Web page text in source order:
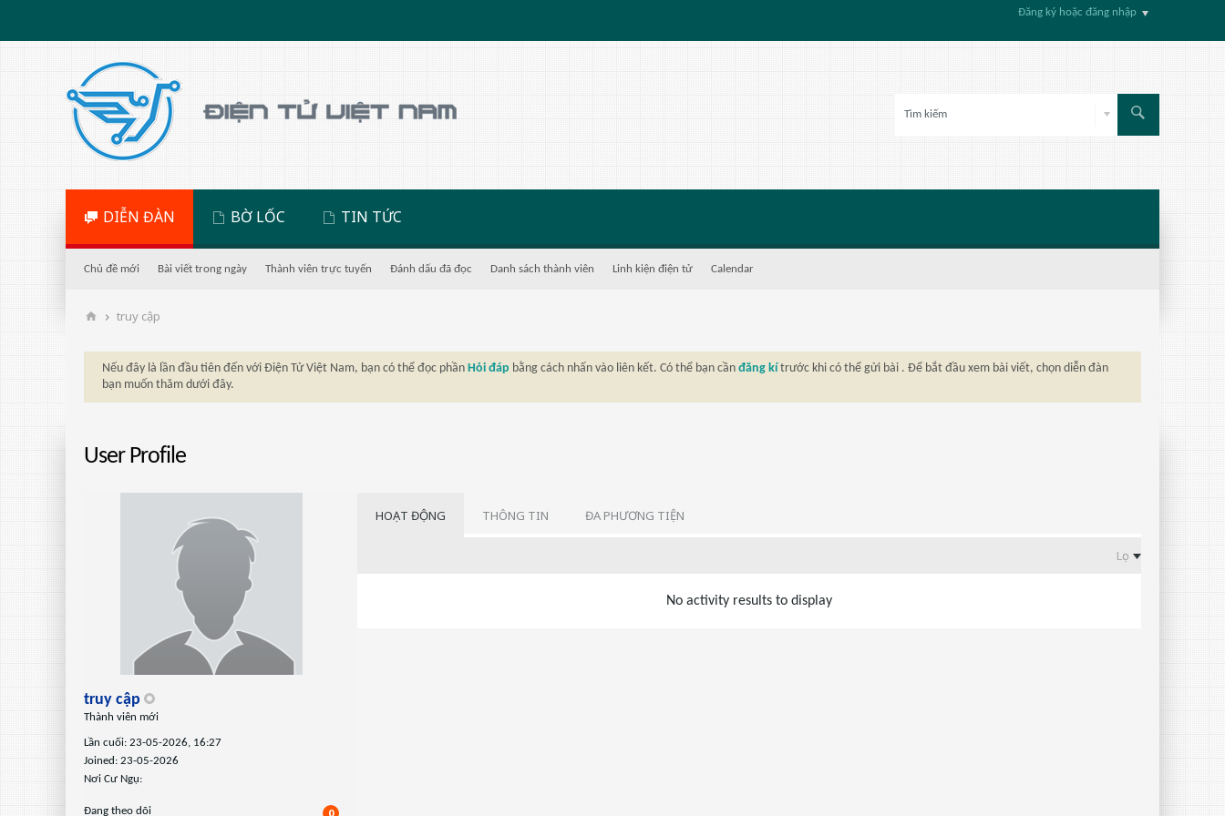
Đăng ký hoặc đăng nhập
DIỄN ĐÀN BỜ LỐC TIN TỨC
Chủ đề mới Bài viết trong ngày Thành viên trực tuyến Đánh dấu đã đọc Danh sách thành viên Linh kiện điện tử Calendar
truy cập
Nếu đây là lần đầu tiên đến với Điện Tử Việt Nam, bạn có thể đọc phần Hỏi đáp bằng cách nhấn vào liên kết. Có thể bạn cần đăng kí trước khi có thể gửi bài . Để bắt đầu xem bài viết, chọn diễn đàn
bạn muốn thăm dưới đây.
User Profile
truy cập
Thành viên mới
Lần cuối: 23-05-2026, 16:27
Joined: 23-05-2026
Nơi Cư Ngụ:
Ðang theo dõi 0
HOẠT ĐỘNG THÔNG TIN ĐA PHƯƠNG TIỆN
Lọc
No activity results to display